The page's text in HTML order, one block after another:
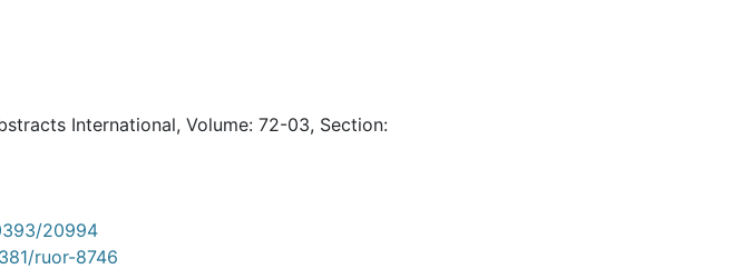
International, Volume: 72-03, Section:
20994
ruor-8746